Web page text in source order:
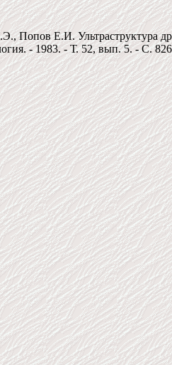
Е.И. Ультраструктура
- 1983. - Т. 52, вып. 5. - C.